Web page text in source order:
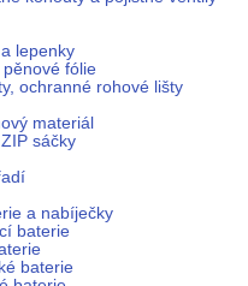
lepenky
pěnové fólie
ochranné rohové lišty
materiál
sáčky
a nabíječky
baterie
baterie